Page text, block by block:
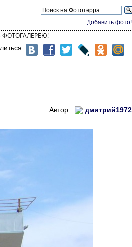
Добавить фото!
ФОТОГАЛЕРЕЮ!
Автор: дмитрий1972